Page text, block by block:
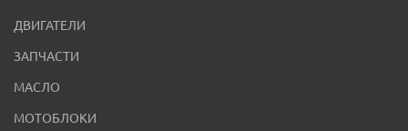
ДВИГАТЕЛИ
ЗАПЧАСТИ
МАСЛО
МОТОБЛОКИ